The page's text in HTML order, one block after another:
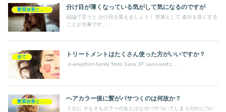
分け目が薄くなっている気がして気になるのですが
結論で言うと 分け目を変えましょう！ 対策として 血行を良くする
ことが大事です。...
全て トリートメントはたくさん使った方がいいですか？
.tr-wrap{font-family:'Noto Sans JP',sans-serif;c...
ヘアカラー後に髪がパサつくのは何故か？
うさに そもそもカラーのあとはなぜパサついてしまうのかについ